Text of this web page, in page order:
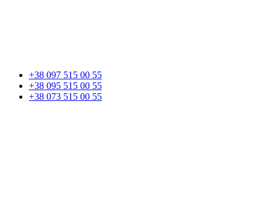
+38 097 515 00 55
+38 095 515 00 55
+38 073 515 00 55